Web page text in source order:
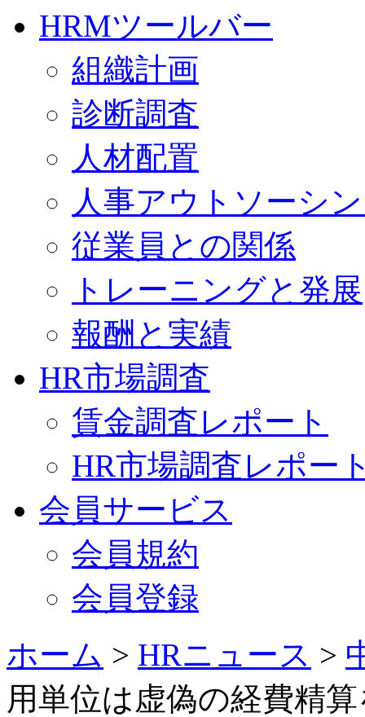
HRMツールバー
組織計画
診断調査
人材配置
人事アウトソーシ
従業員との関係
トレーニングと発展
報酬と実績
HR市場調査
賃金調査レポート
HR市場調査レポー
会員サービス
会員規約
会員登録
ホーム > HRニュース >
用単位は虚偽の経費精